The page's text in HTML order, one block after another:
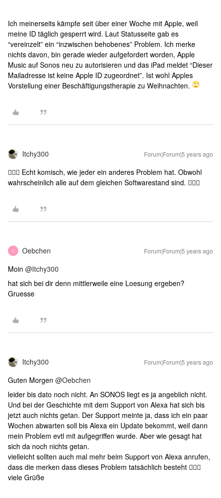
Ich meinerseits kämpfe seit über einer Woche mit Apple, weil
meine ID täglich gesperrt wird. Laut Statusseite gab es
“vereinzelt” ein “inzwischen behobenes” Problem. Ich merke
nichts davon, bin gerade wieder aufgefordert worden, Apple
Music auf Sonos neu zu autorisieren und das iPad meldet “Dieser
Mailadresse ist keine Apple ID zugeordnet”. Ist wohl Apples
Vorstellung einer Beschäftigungstherapie zu Weihnachten.
Itchy300 Forum|Forum|5 years ago
🤦🏼‍♂️ Echt komisch, wie jeder ein anderes Problem hat. Obwohl
wahrscheinlich alle auf dem gleichen Softwarestand sind. 🤷🏼‍♂️
O Oebchen Forum|Forum|5 years ago
Moin @Itchy300
hat sich bei dir denn mittlerweile eine Loesung ergeben?
Gruesse
Itchy300 Forum|Forum|5 years ago
Guten Morgen @Oebchen
leider bis dato noch nicht. An SONOS liegt es ja angeblich nicht.
Und bei der Geschichte mit dem Support von Alexa hat sich bis
jetzt auch nichts getan. Der Support meinte ja, dass ich ein paar
Wochen abwarten soll bis Alexa ein Update bekommt, weil dann
mein Problem evtl mit aufgegriffen wurde. Aber wie gesagt hat
sich da noch nichts getan.
vielleicht sollten auch mal mehr beim Support von Alexa anrufen,
dass die merken dass dieses Problem tatsächlich besteht 🤷🏼‍♂️
viele Grüße